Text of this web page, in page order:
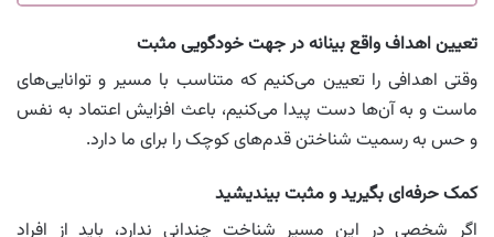
تعیین اهداف واقع بینانه در جهت خودگویی مثبت
وقتی اهدافی را تعیین می‌کنیم که متناسب با مسیر و توانایی‌های
ماست و به آن‌ها دست پیدا می‌کنیم، باعث افزایش اعتماد به نفس
و حس به رسمیت شناختن قدم‌های کوچک را برای ما دارد.
کمک حرفه‌ای بگیرید و مثبت بیندیشید
اگر شخصی در این مسیر شناخت چندانی ندارد، باید از افراد